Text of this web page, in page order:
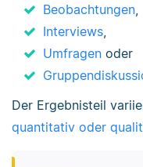
Beobachtungen
Interviews
Umfragen oder
Der Ergebnisteil
quantitativ oder